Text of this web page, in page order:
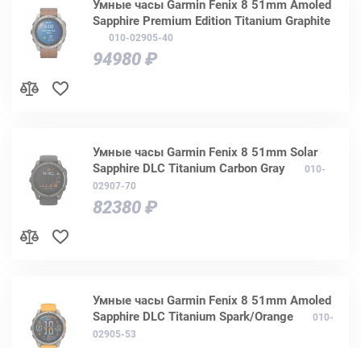
Умные часы Garmin Fenix 8 51mm Amoled
Sapphire Premium Edition Titanium Graphite
010-02905-40
94980 ₽
Умные часы Garmin Fenix 8 51mm Solar
Sapphire DLC Titanium Carbon Gray
010-
02907-70
82380 ₽
Умные часы Garmin Fenix 8 51mm Amoled
Sapphire DLC Titanium Spark/Orange
010-
02905-53